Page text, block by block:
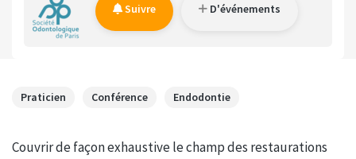
Suivre D'événements
Praticien Conférence Endodontie
Couvrir de façon exhaustive le champ des restaurations